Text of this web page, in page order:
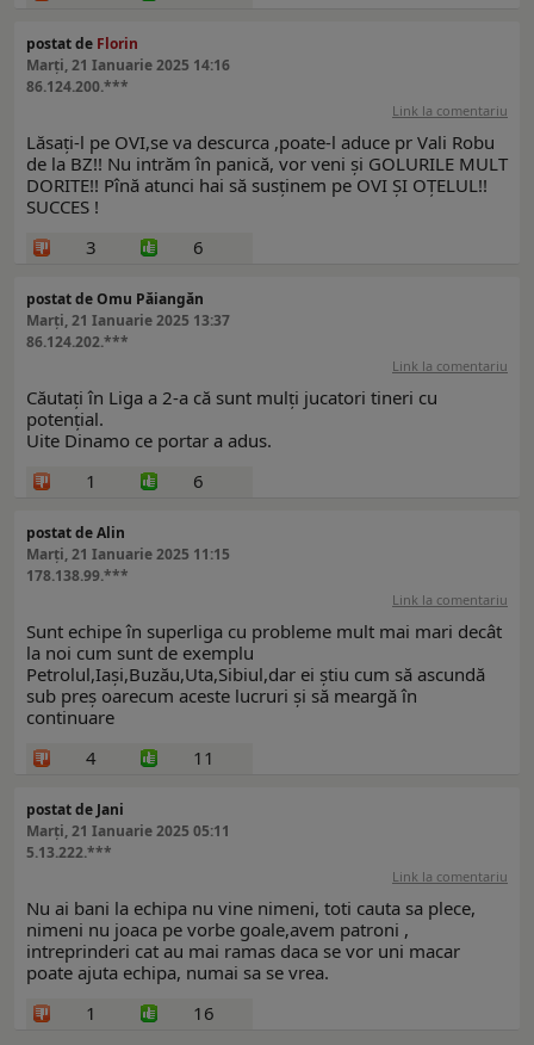
postat de Florin
Marți, 21 Ianuarie 2025 14:16
86.124.200.***
Link la comentariu
Lăsați-l pe OVI,se va descurca ,poate-l aduce pr Vali Robu
de la BZ!! Nu intrăm în panică, vor veni și GOLURILE MULT
DORITE!! Pînă atunci hai să susținem pe OVI ȘI OȚELUL!!
SUCCES !
3
6
postat de Omu Păiangăn
Marți, 21 Ianuarie 2025 13:37
86.124.202.***
Link la comentariu
Căutați în Liga a 2-a că sunt mulți jucatori tineri cu
potențial.
Uite Dinamo ce portar a adus.
1
6
postat de Alin
Marți, 21 Ianuarie 2025 11:15
178.138.99.***
Link la comentariu
Sunt echipe în superliga cu probleme mult mai mari decât
la noi cum sunt de exemplu
Petrolul,Iași,Buzău,Uta,Sibiul,dar ei știu cum să ascundă
sub preș oarecum aceste lucruri și să meargă în
continuare
4
11
postat de Jani
Marți, 21 Ianuarie 2025 05:11
5.13.222.***
Link la comentariu
Nu ai bani la echipa nu vine nimeni, toti cauta sa plece,
nimeni nu joaca pe vorbe goale,avem patroni ,
intreprinderi cat au mai ramas daca se vor uni macar
poate ajuta echipa, numai sa se vrea.
1
16